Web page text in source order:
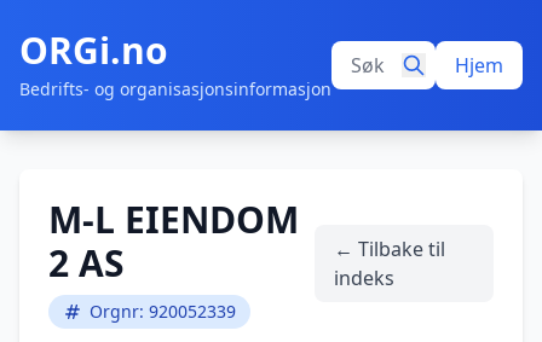
ORGi.no
Bedrifts- og organisasjonsinformasjon
Hjem
M-L EIENDOM
2 AS
Orgnr: 920052339
← Tilbake til
indeks